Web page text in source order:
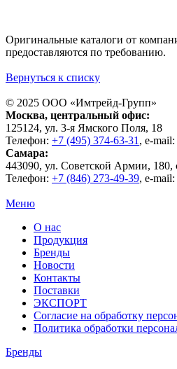
Оригинальные каталоги от
предоставляются по требованию.
Вернуться к списку
© 2025 ООО «Имтрейд-Групп»
Москва, центральный офис:
125124, ул. 3-я Ямского Поля, 18
Телефон: +7 (495) 374-63-31 , e-mail:
Самара:
443090, ул. Советской Армии, 180,
Телефон: +7 (846) 273-49-39, e-mail:
Меню
О нас
Продукция
Бренды
Новости
Контакты
Поставки
ЭКСПОРТ
Согласие на обработку
Политика обработки
Бренды